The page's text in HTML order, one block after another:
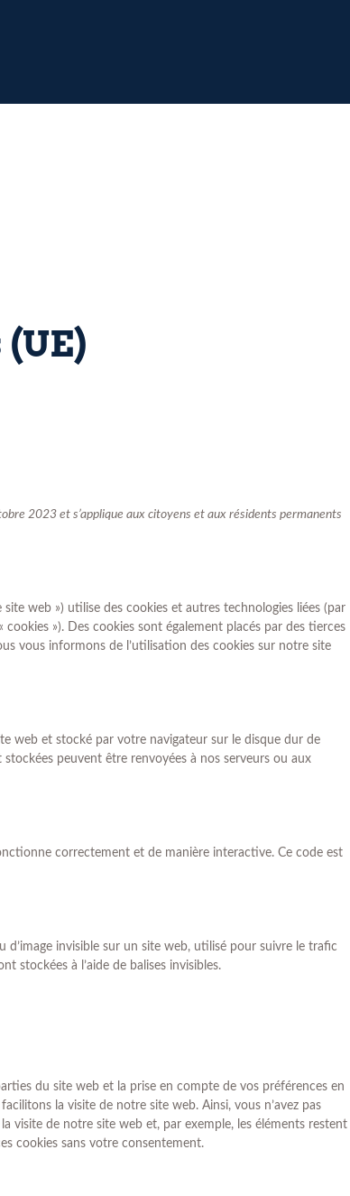
2023 et s’applique aux citoyens et aux résidents permanents
site web ») utilise des cookies et autres technologies liées (par
»). Des cookies sont également placés par des tierces
vous informons de l’utilisation des cookies sur notre site
web et stocké par votre navigateur sur le disque dur de
peuvent être renvoyées à nos serveurs ou aux
correctement et de manière interactive. Ce code est
invisible sur un site web, utilisé pour suivre le trafic
stockées à l’aide de balises invisibles.
du site web et la prise en compte de vos préférences en
la visite de notre site web. Ainsi, vous n’avez pas
visite de notre site web et, par exemple, les éléments restent
cookies sans votre consentement.